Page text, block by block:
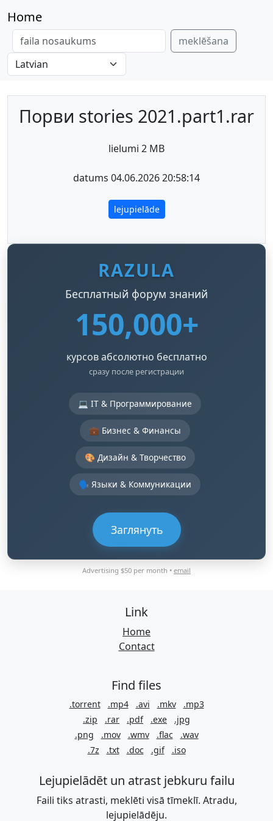
Home
meklēšana
Порви stories 2021.part1.rar
lielumi 2 MB
datums 04.06.2026 20:58:14
lejupielāde
RAZULA
Бесплатный форум знаний
150,000+
курсов абсолютно бесплатно
сразу после регистрации
💻 IT & Программирование
💼 Бизнес & Финансы
🎨 Дизайн & Творчество
🗣️ Языки & Коммуникации
Заглянуть
Advertising $50 per month • email
Link
Home
Contact
Find files
.torrent .mp4 .avi .mkv
.mp3
.zip
.rar .pdf .exe
.jpg
.png
.mov .wmv .flac
.wav
.7z
.txt .doc .gif .iso
Lejupielādēt un atrast jebkuru failu
Faili tiks atrasti, meklēti visā tīmeklī. Atradu,
lejupielādēju.